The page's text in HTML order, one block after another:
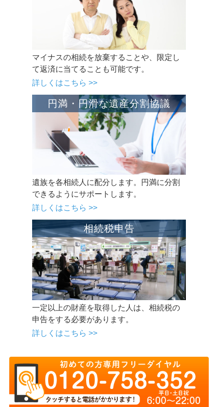
マイナスの相続を放棄することや、限定し
て返済に当てることも可能です。
詳しくはこちら >>
円満・円滑な遺産分割協議
遺族を各相続人に配分します。円満に分割
できるようにサポートします。
詳しくはこちら >>
相続税申告
一定以上の財産を取得した人は、相続税の
申告をする必要があります。
詳しくはこちら >>